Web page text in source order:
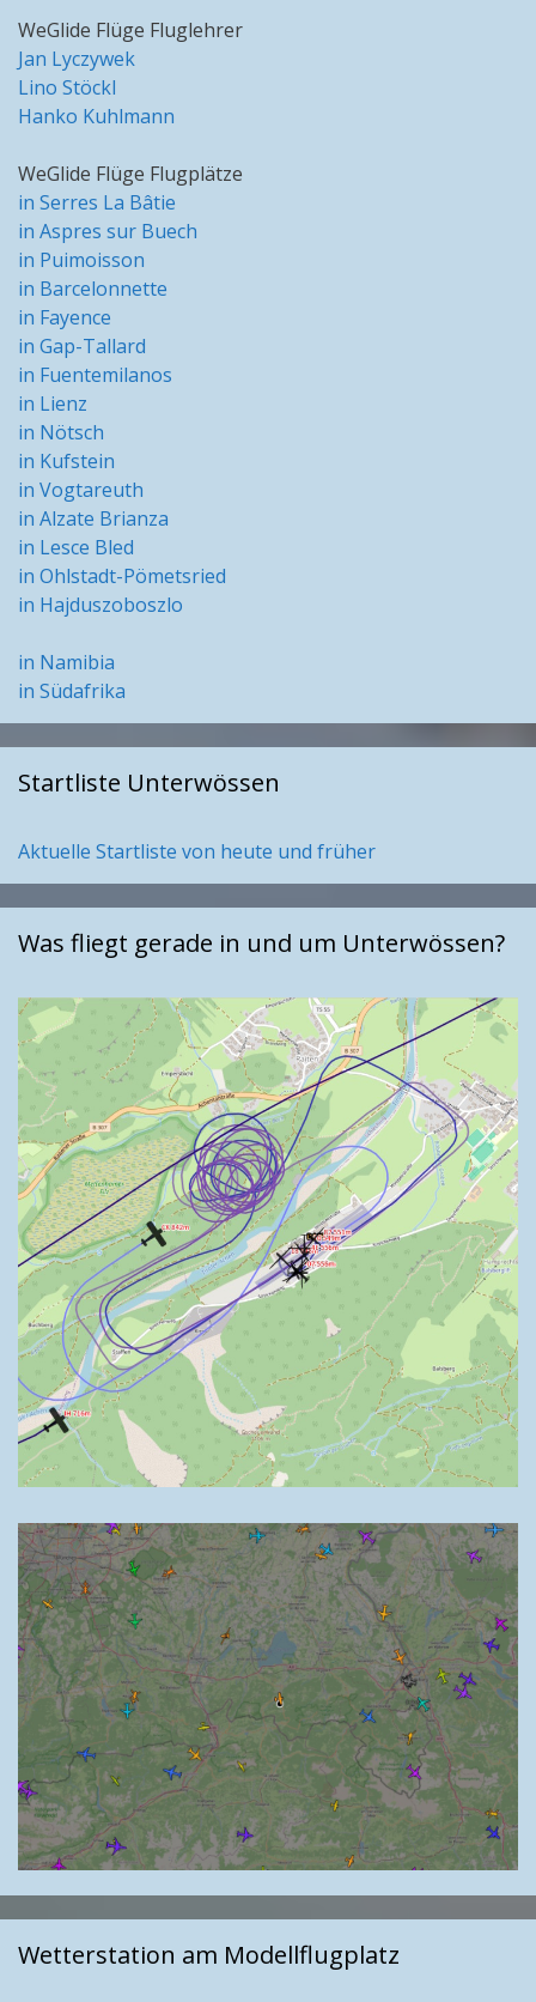
WeGlide Flüge Fluglehrer
Jan Lyczywek
Lino Stöckl
Hanko Kuhlmann
WeGlide Flüge Flugplätze
in Serres La Bâtie
in Aspres sur Buech
in Puimoisson
in Barcelonnette
in Fayence
in Gap-Tallard
in Fuentemilanos
in Lienz
in Nötsch
in Kufstein
in Vogtareuth
in Alzate Brianza
in Lesce Bled
in Ohlstadt-Pömetsried
in Hajduszoboszlo
in Namibia
in Südafrika
Startliste Unterwössen
Aktuelle Startliste von heute und früher
Was fliegt gerade in und um Unterwössen?
Wetterstation am Modellflugplatz